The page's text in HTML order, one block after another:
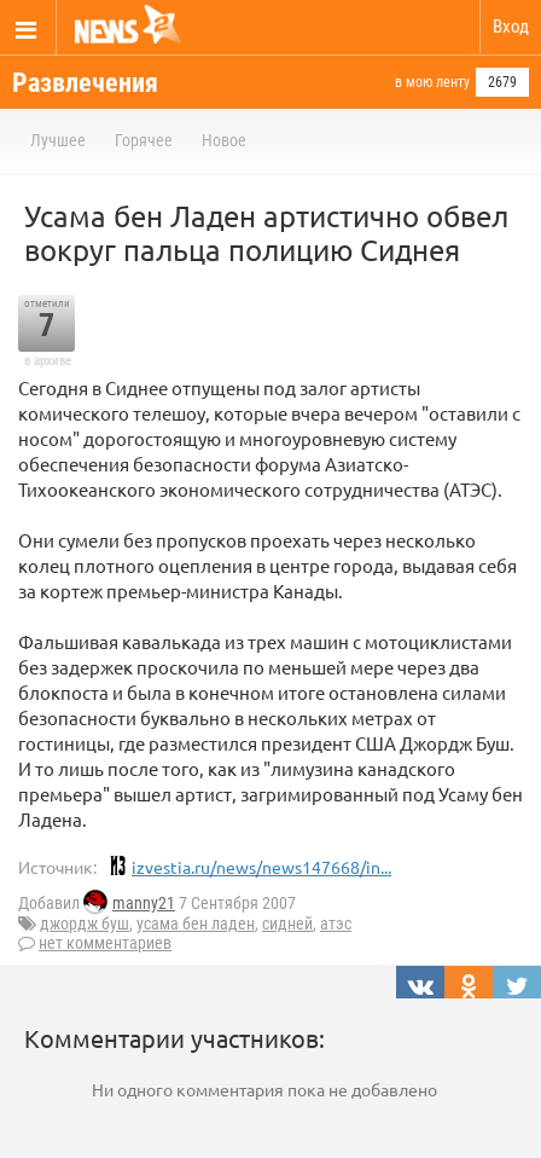
Вход
Развлечения в мою ленту 2679
Лучшее Горячее Новое
Усама бен Ладен артистично обвел
вокруг пальца полицию Сиднея
отметили
7
в архиве
Сегодня в Сиднее отпущены под залог артисты
комического телешоу, которые вчера вечером "оставили с
носом" дорогостоящую и многоуровневую систему
обеспечения безопасности форума Азиатско-
Тихоокеанского экономического сотрудничества (АТЭС).
Они сумели без пропусков проехать через несколько
колец плотного оцепления в центре города, выдавая себя
за кортеж премьер-министра Канады.
Фальшивая кавалькада из трех машин с мотоциклистами
без задержек проскочила по меньшей мере через два
блокпоста и была в конечном итоге остановлена силами
безопасности буквально в нескольких метрах от
гостиницы, где разместился президент США Джордж Буш.
И то лишь после того, как из "лимузина канадского
премьера" вышел артист, загримированный под Усаму бен
Ладена.
Источник: izvestia.ru/news/news147668/in...
Добавил manny21 7 Сентября 2007
джордж буш, усама бен ладен, сидней, атэс
нет комментариев
Комментарии участников:
Ни одного комментария пока не добавлено